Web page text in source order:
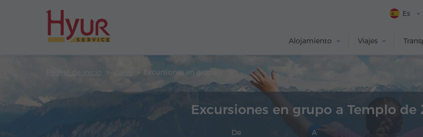
Es
Alojamiento Viajes
Página de inicio Excursiones en grupo
Excursiones en grupo a Templo de
De
A